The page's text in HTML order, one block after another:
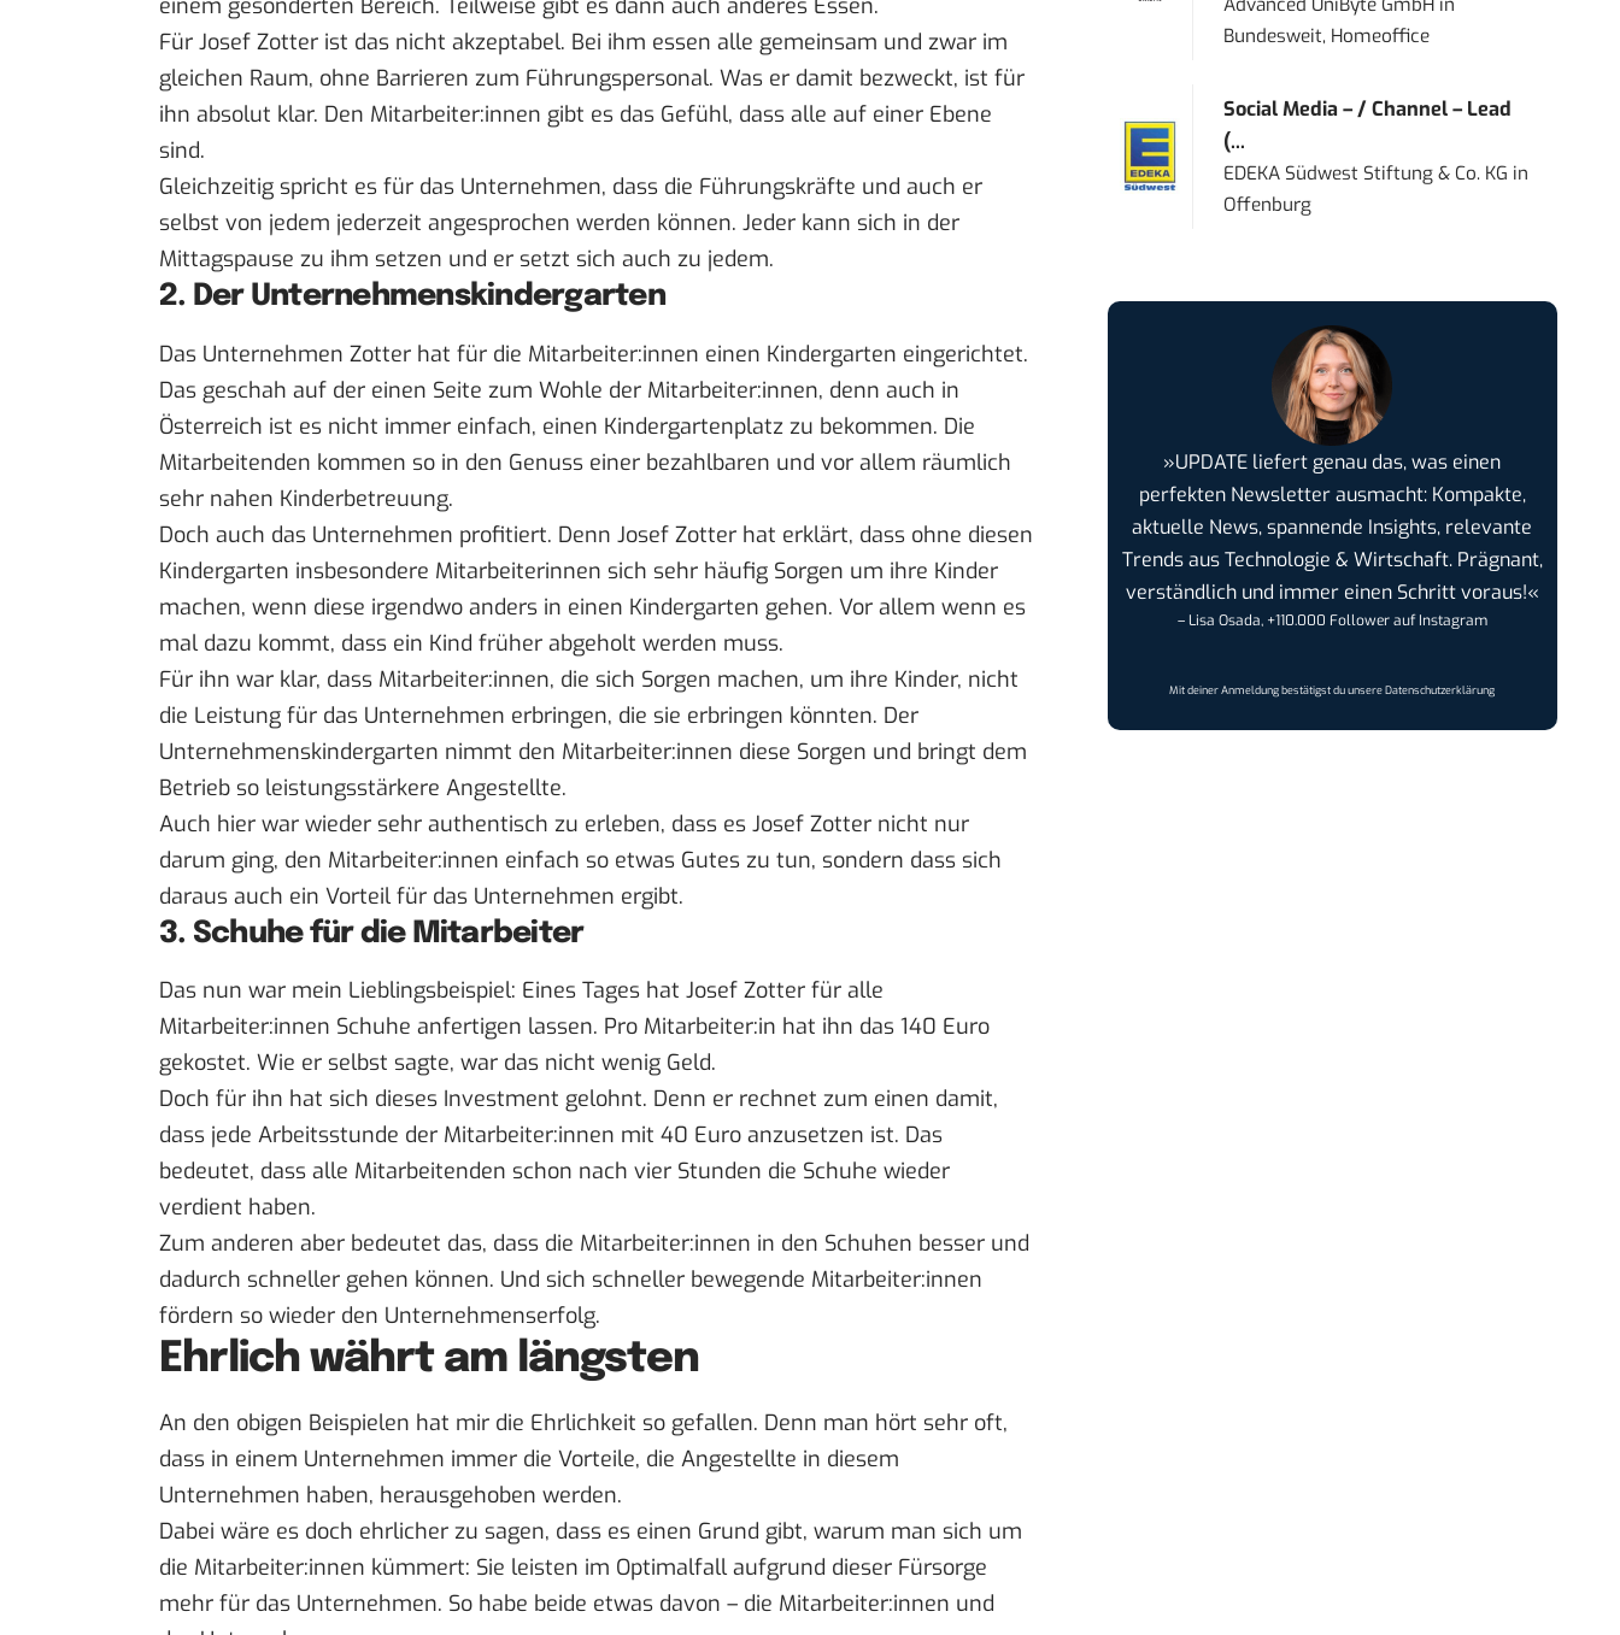
einem gesonderten Bereich. Teilweise gibt es dann auch anderes Essen.
Für Josef Zotter ist das nicht akzeptabel. Bei ihm essen alle gemeinsam und zwar im
gleichen Raum, ohne Barrieren zum Führungspersonal. Was er damit bezweckt, ist für
ihn absolut klar. Den Mitarbeiter:innen gibt es das Gefühl, dass alle auf einer Ebene
sind.
Gleichzeitig spricht es für das Unternehmen, dass die Führungskräfte und auch er
selbst von jedem jederzeit angesprochen werden können. Jeder kann sich in der
Mittagspause zu ihm setzen und er setzt sich auch zu jedem.
2. Der Unternehmenskindergarten
Das Unternehmen Zotter hat für die Mitarbeiter:innen einen Kindergarten eingerichtet.
Das geschah auf der einen Seite zum Wohle der Mitarbeiter:innen, denn auch in
Österreich ist es nicht immer einfach, einen Kindergartenplatz zu bekommen. Die
Mitarbeitenden kommen so in den Genuss einer bezahlbaren und vor allem räumlich
sehr nahen Kinderbetreuung.
Doch auch das Unternehmen profitiert. Denn Josef Zotter hat erklärt, dass ohne diesen
Kindergarten insbesondere Mitarbeiterinnen sich sehr häufig Sorgen um ihre Kinder
machen, wenn diese irgendwo anders in einen Kindergarten gehen. Vor allem wenn es
mal dazu kommt, dass ein Kind früher abgeholt werden muss.
Für ihn war klar, dass Mitarbeiter:innen, die sich Sorgen machen, um ihre Kinder, nicht
die Leistung für das Unternehmen erbringen, die sie erbringen könnten. Der
Unternehmenskindergarten nimmt den Mitarbeiter:innen diese Sorgen und bringt dem
Betrieb so leistungsstärkere Angestellte.
Auch hier war wieder sehr authentisch zu erleben, dass es Josef Zotter nicht nur
darum ging, den Mitarbeiter:innen einfach so etwas Gutes zu tun, sondern dass sich
daraus auch ein Vorteil für das Unternehmen ergibt.
3. Schuhe für die Mitarbeiter
Das nun war mein Lieblingsbeispiel: Eines Tages hat Josef Zotter für alle
Mitarbeiter:innen Schuhe anfertigen lassen. Pro Mitarbeiter:in hat ihn das 140 Euro
gekostet. Wie er selbst sagte, war das nicht wenig Geld.
Doch für ihn hat sich dieses Investment gelohnt. Denn er rechnet zum einen damit,
dass jede Arbeitsstunde der Mitarbeiter:innen mit 40 Euro anzusetzen ist. Das
bedeutet, dass alle Mitarbeitenden schon nach vier Stunden die Schuhe wieder
verdient haben.
Zum anderen aber bedeutet das, dass die Mitarbeiter:innen in den Schuhen besser und
dadurch schneller gehen können. Und sich schneller bewegende Mitarbeiter:innen
fördern so wieder den Unternehmenserfolg.
Ehrlich währt am längsten
An den obigen Beispielen hat mir die Ehrlichkeit so gefallen. Denn man hört sehr oft,
dass in einem Unternehmen immer die Vorteile, die Angestellte in diesem
Unternehmen haben, herausgehoben werden.
Dabei wäre es doch ehrlicher zu sagen, dass es einen Grund gibt, warum man sich um
die Mitarbeiter:innen kümmert: Sie leisten im Optimalfall aufgrund dieser Fürsorge
mehr für das Unternehmen. So habe beide etwas davon – die Mitarbeiter:innen und
Advanced UniByte GmbH in
Bundesweit, Homeoffice
Social Media – / Channel – Lead
(...
EDEKA Südwest Stiftung & Co. KG in
Offenburg
»UPDATE liefert genau das, was einen
perfekten Newsletter ausmacht: Kompakte,
aktuelle News, spannende Insights, relevante
Trends aus Technologie & Wirtschaft. Prägnant,
verständlich und immer einen Schritt voraus!«
– Lisa Osada, +110.000 Follower auf Instagram
Mit deiner Anmeldung bestätigst du unsereDatenschutzerklärung